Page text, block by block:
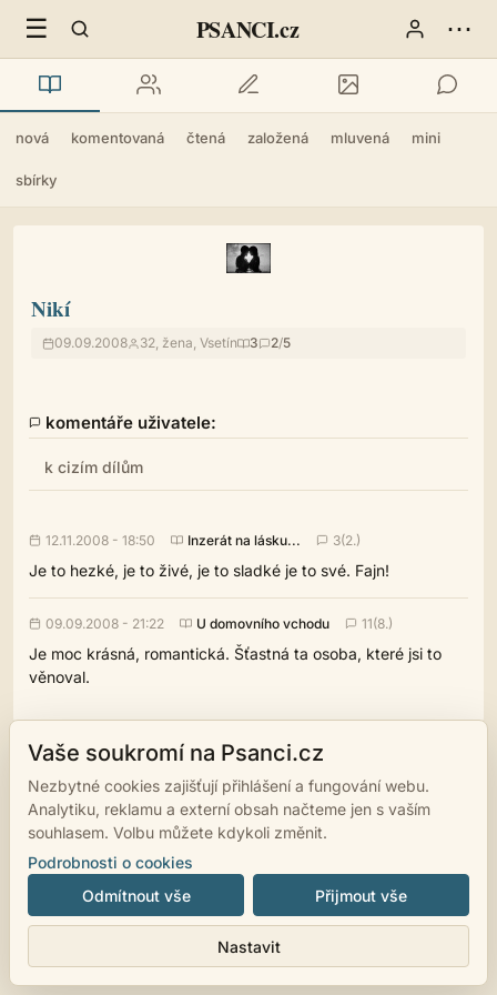
☰ PSANCI.cz ⋯
nová komentovaná čtená založená mluvená mini
sbírky
Nikí
09.09.2008 32, žena, Vsetín 3 2/5
komentáře uživatele:
k cizím dílům
12.11.2008 - 18:50 Inzerát na lásku... 3(2.)
Je to hezké, je to živé, je to sladké je to své. Fajn!
09.09.2008 - 21:22 U domovního vchodu 11(8.)
Je moc krásná, romantická. Šťastná ta osoba, které jsi to
věnoval.
© 2007 - 2026psanci.cz•Nastavení cookies •Facebook• Programming
byLUKiO
Vaše soukromí na Psanci.cz
Nezbytné cookies zajišťují přihlášení a fungování webu.
Analytiku, reklamu a externí obsah načteme jen s vaším
souhlasem. Volbu můžete kdykoli změnit.
Podrobnosti o cookies
Odmítnout vše
Nastavit
Přijmout vše